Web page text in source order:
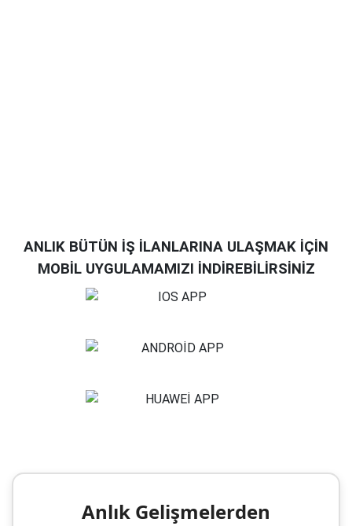
ANLIK BÜTÜN İŞ İLANLARINA ULAŞMAK İÇİN
MOBİL UYGULAMAMIZI İNDİREBİLİRSİNİZ
Anlık Gelişmelerden